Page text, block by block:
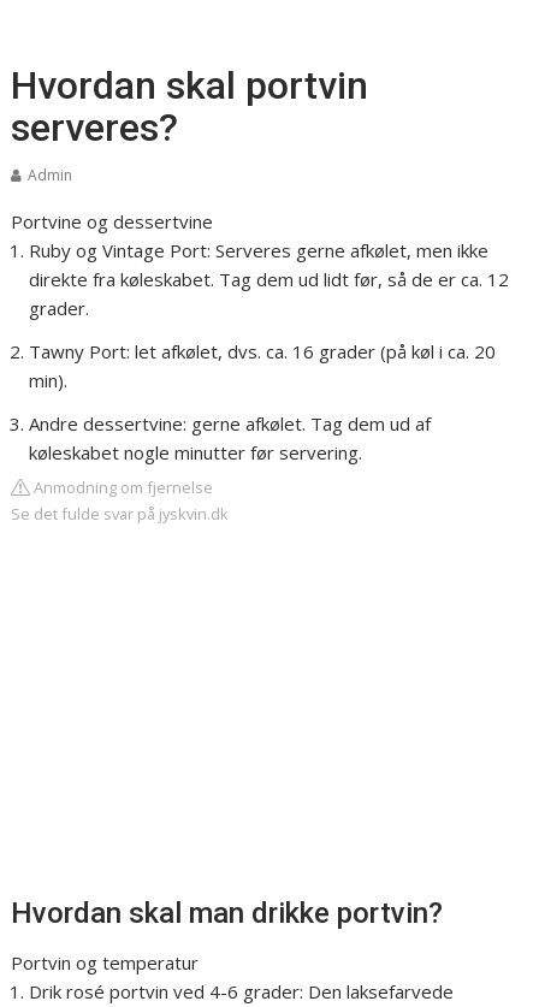
Hvordan skal portvin
serveres?
Admin
Portvine og dessertvine
Ruby og Vintage Port: Serveres gerne afkølet, men ikke
direkte fra køleskabet. Tag dem ud lidt før, så de er ca. 12
grader.
Tawny Port: let afkølet, dvs. ca. 16 grader (på køl i ca. 20
min).
Andre dessertvine: gerne afkølet. Tag dem ud af
køleskabet nogle minutter før servering.
Anmodning om fjernelse
Se det fulde svar på jyskvin.dk
Hvordan skal man drikke portvin?
Portvin og temperatur
Drik rosé portvin ved 4-6 grader: Den laksefarvede